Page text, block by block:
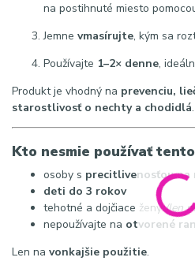
na postihnuté miesto
Jemne vmasírujte, kým sa
Používajte 1–2× denne,
Produkt je vhodný na prevenciu,
starostlivosť o nechty a chodidlá.
Kto nesmie používať
osoby s precitlivenosťou
deti do 3 rokov
tehotné a dojčiace ženy(len
nepoužívajte na otvorené
Len na vonkajšie použitie.